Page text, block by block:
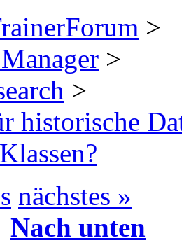
>
>
>
historische
nächstes »
Nach unten